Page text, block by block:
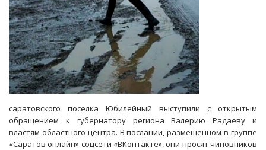
саратовского поселка Юбилейный выступили с открытым
обращением к губернатору региона Валерию Радаеву и
властям областного центра. В послании, размещенном в группе
«Саратов онлайн» соцсети «ВКонтакте», они просят чиновников